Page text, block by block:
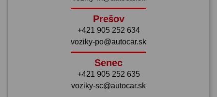
Prešov
+421 905 252 634
voziky-po@autocar.sk
Senec
+421 905 252 635
voziky-sc@autocar.sk